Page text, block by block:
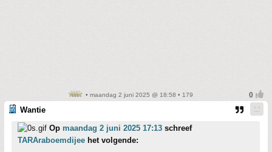
• maandag 2 juni 2025 @ 18:58 • 179
Wantie
Op maandag 2 juni 2025 17:13 schreef
TARAraboemdijee het volgende: